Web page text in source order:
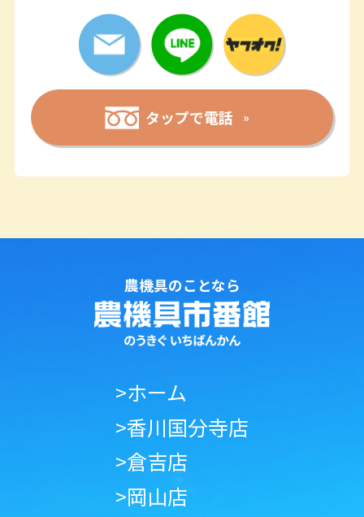
タップで電話
農機具のことなら
>ホーム
>香川国分寺店
>倉吉店
>岡山店